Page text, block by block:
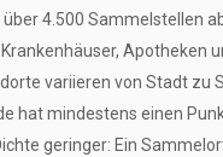
4.500 Sammelstellen
Apotheken
variieren von Stadt zu
hat mindestens einen
geringer: Ein